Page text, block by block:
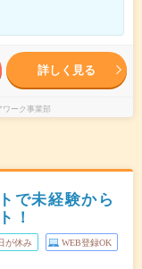
詳しく見る
ーク事業部
で未経験から
！
が休み WEB登録OK